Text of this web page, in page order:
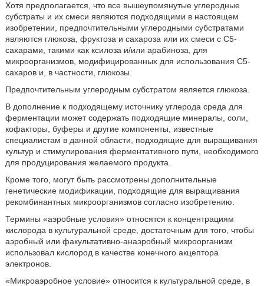
Хотя предполагается, что все вышеупомянутые углеродные
субстраты и их смеси являются подходящими в настоящем
изобретении, предпочтительными углеродными субстратами
являются глюкоза, фруктоза и сахароза или их смеси с С5-
сахарами, такими как ксилоза и/или арабиноза, для
микроорганизмов, модифицированных для использования C5-
сахаров и, в частности, глюкозы.
Предпочтительным углеродным субстратом является глюкоза.
В дополнение к подходящему источнику углерода среда для
ферментации может содержать подходящие минералы, соли,
кофакторы, буферы и другие компоненты, известные
специалистам в данной области, подходящие для выращивания
культур и стимулирования ферментативного пути, необходимого
для продуцирования желаемого продукта.
Кроме того, могут быть рассмотрены дополнительные
генетические модификации, подходящие для выращивания
рекомбинантных микроорганизмов согласно изобретению.
Термины «аэробные условия» относятся к концентрациям
кислорода в культуральной среде, достаточным для того, чтобы
аэробный или факультативно-анаэробный микроорганизм
использовал кислород в качестве конечного акцептора
электронов.
«Микроаэробное условие» относится к культуральной среде, в